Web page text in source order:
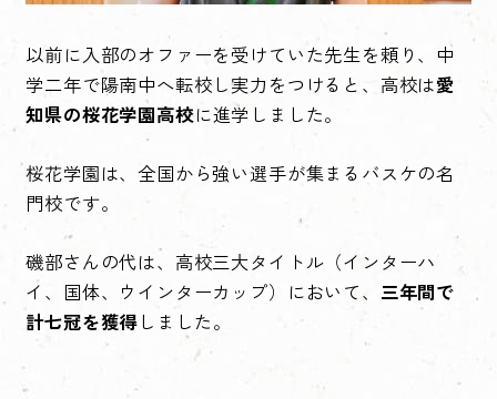
以前に入部のオファーを受けていた先生を頼り、中
学二年で陽南中へ転校し実力をつけると、高校は愛
知県の桜花学園高校に進学しました。
桜花学園は、全国から強い選手が集まるバスケの名
門校です。
磯部さんの代は、高校三大タイトル（インターハ
イ、国体、ウインターカップ）において、 三年間で
計七冠を獲得しました。